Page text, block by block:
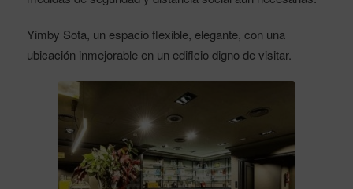
Yimby Sota, un espacio flexible, elegante, con una
ubicación inmejorable en un edificio digno de visitar.